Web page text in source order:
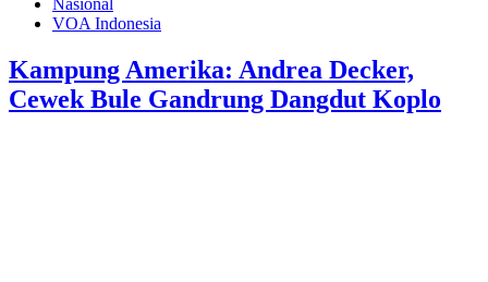
Nasional
VOA Indonesia
Kampung Amerika: Andrea Decker,
Cewek Bule Gandrung Dangdut Koplo